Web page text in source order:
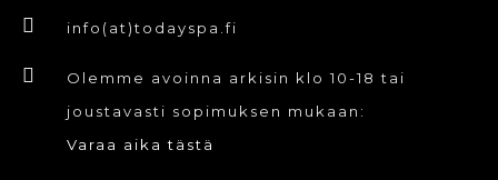
info(at)todayspa.fi
Olemme avoinna arkisin klo 10-18 tai
joustavasti sopimuksen mukaan:
Varaa aika tästä